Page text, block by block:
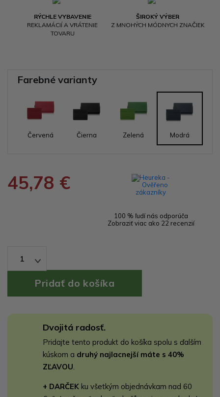
RÝCHLE VYBAVENIE
REKLAMÁCIÍ A VRÁTENIE
TOVARU
ŠIROKÝ VÝBER
Z MNOHÝCH MÓDNYCH ZNAČIEK
Farebné varianty
Červená Čierna Zelená Modrá
45,78 €
100 % ľudí nás odporúča
Zobraziť viac ako 22 recenzií
1
Dvojitá radosť.
Pridajte tento produkt do košíka spolu s ďalším
kúskom a druhý najlacnejší máte s 40%
ZĽAVOU
+ DARČEK ku všetkým objednávkam nad 60